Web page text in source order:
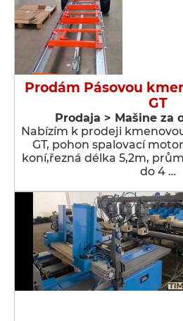
Prodám Pásovou
GT
Prodaja > Мašine za
Nabízím k prodeji
GT, pohon spalovací
koní,řezná délka 5,2m,
do 4 …